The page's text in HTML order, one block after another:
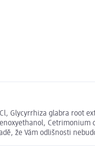
Glycyrrhiza glabra root
že Vám odlišnosti